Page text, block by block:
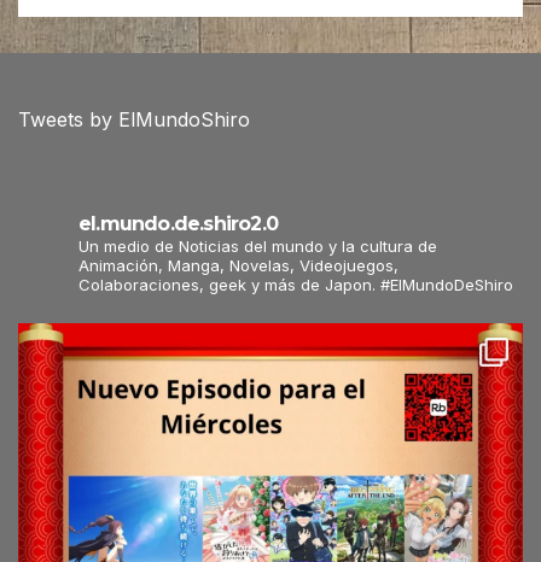
Tweets by ElMundoShiro
el.mundo.de.shiro2.0
Un medio de Noticias del mundo y la cultura de
Animación, Manga, Novelas, Videojuegos,
Colaboraciones, geek y más de Japon. #ElMundoDeShiro